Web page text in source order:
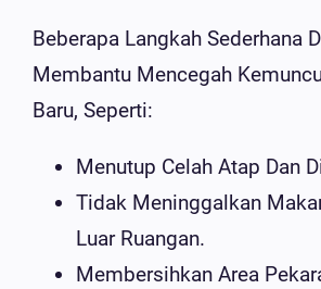
Beberapa Langkah Sederhana
Membantu Mencegah
Baru, Seperti:
Menutup Celah Atap Dan
Tidak Meninggalkan
Luar Ruangan.
Membersihkan Area